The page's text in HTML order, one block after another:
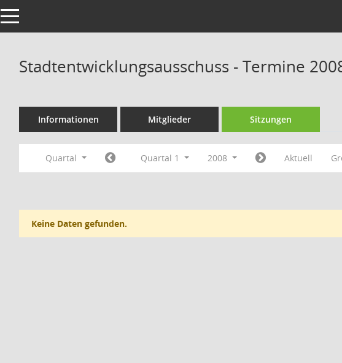
Toggle navigation
Stadtentwicklungsausschuss - Termine
Informationen Mitglieder Sitzungen
Quartal Quartal 1 2008 Aktuell
Keine Daten gefunden.